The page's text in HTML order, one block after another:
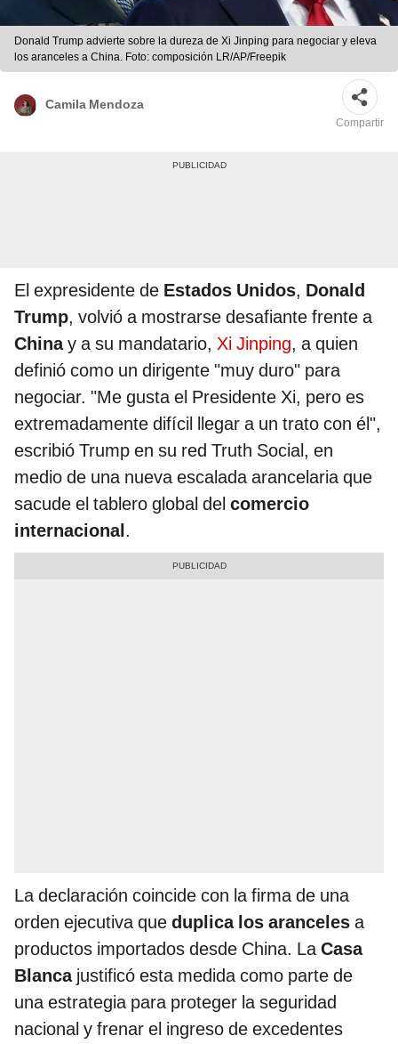
Donald Trump advierte sobre la dureza de Xi Jinping para negociar y eleva
los aranceles a China. Foto: composición LR/AP/Freepik
Camila Mendoza
Compartir
El expresidente de Estados Unidos, Donald
Trump, volvió a mostrarse desafiante frente a
Chinay a su mandatario, Xi Jinping, a quien
definió como un dirigente "muy duro" para
negociar. "Me gusta el Presidente Xi, pero es
extremadamente difícil llegar a un trato con él",
escribió Trump en su red Truth Social, en
medio de una nueva escalada arancelaria que
sacude el tablero global del comercio
internacional.
La declaración coincide con la firma de una
orden ejecutiva que duplica los aranceles a
productos importados desde China. LaCasa
Blancajustificó esta medida como parte de
una estrategia para proteger la seguridad
nacional y frenar el ingreso de excedentes